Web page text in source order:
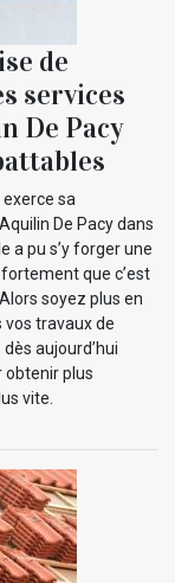
de
services
De Pacy
sa
De Pacy dans
a pu s’y forger une
que c’est
soyez plus en
travaux de
aujourd’hui
obtenir plus
vite.